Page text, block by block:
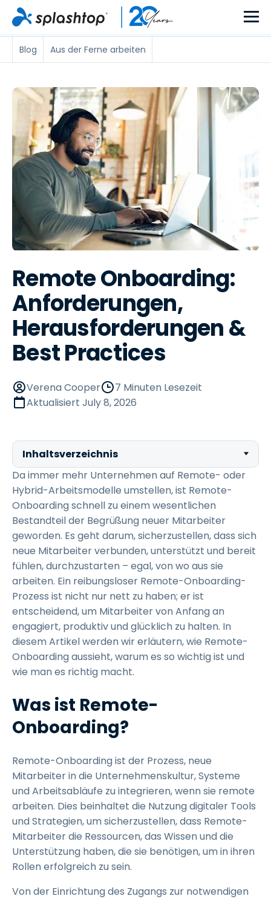
Blog Aus der Ferne arbeiten
Remote Onboarding:
Anforderungen,
Herausforderungen &
Best Practices
Verena Cooper
7 Minuten Lesezeit
Aktualisiert July 8, 2026
Inhaltsverzeichnis
Da immer mehr Unternehmen auf Remote- oder
Hybrid-Arbeitsmodelle umstellen, ist Remote-
Onboarding schnell zu einem wesentlichen
Bestandteil der Begrüßung neuer Mitarbeiter
geworden. Es geht darum, sicherzustellen, dass sich
neue Mitarbeiter verbunden, unterstützt und bereit
fühlen, durchzustarten – egal, von wo aus sie
arbeiten. Ein reibungsloser Remote-Onboarding-
Prozess ist nicht nur nett zu haben; er ist
entscheidend, um Mitarbeiter von Anfang an
engagiert, produktiv und glücklich zu halten. In
diesem Artikel werden wir erläutern, wie Remote-
Onboarding aussieht, warum es so wichtig ist und
wie man es richtig macht.
Was ist Remote-
Onboarding?
Remote-Onboarding ist der Prozess, neue
Mitarbeiter in die Unternehmenskultur, Systeme
und Arbeitsabläufe zu integrieren, wenn sie remote
arbeiten. Dies beinhaltet die Nutzung digitaler Tools
und Strategien, um sicherzustellen, dass Remote-
Mitarbeiter die Ressourcen, das Wissen und die
Unterstützung haben, die sie benötigen, um in ihren
Rollen erfolgreich zu sein.
Von der Einrichtung des Zugangs zur notwendigen